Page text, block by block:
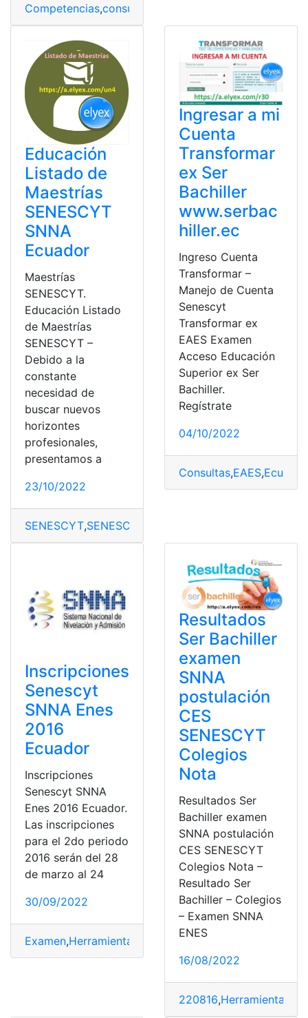
Competencias,consultoría
Educación
Listado de
Maestrías
SENESCYT
SNNA
Ecuador
Maestrías
SENESCYT.
Educación Listado
de Maestrías
SENESCYT –
Debido a la
constante
necesidad de
buscar nuevos
horizontes
profesionales,
presentamos a
23/10/2022
SENESCYT,SENESCYT SNNA
Ingresar a mi
Cuenta
Transformar
ex Ser
Bachiller
www.serbac
hiller.ec
Ingreso Cuenta
Transformar –
Manejo de Cuenta
Senescyt
Transformar ex
EAES Examen
Acceso Educación
Superior ex Ser
Bachiller.
Regístrate
04/10/2022
Consultas,EAES,Ecuador
Inscripciones
Senescyt
SNNA Enes
2016
Ecuador
Inscripciones
Senescyt SNNA
Enes 2016 Ecuador.
Las inscripciones
para el 2do periodo
2016 serán del 28
de marzo al 24
30/09/2022
Examen,Herramientas Ecuador, Inscripciones
Resultados
Ser Bachiller
examen
SNNA
postulación
CES
SENESCYT
Colegios
Nota
Resultados Ser
Bachiller examen
SNNA postulación
CES SENESCYT
Colegios Nota –
Resultado Ser
Bachiller – Colegios
– Examen SNNA
ENES
16/08/2022
220816,Herramientas